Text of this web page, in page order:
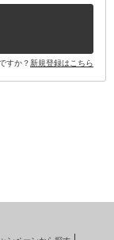
すか？新規登録はこちら